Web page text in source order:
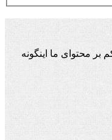
محتوای ما اینگونه